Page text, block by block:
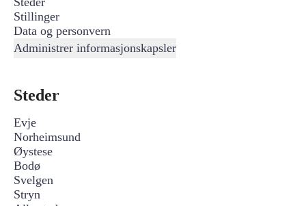
Stillinger
Data og personvern
Administrer informasjonskapsler
Steder
Evje
Norheimsund
Øystese
Bodø
Svelgen
Stryn